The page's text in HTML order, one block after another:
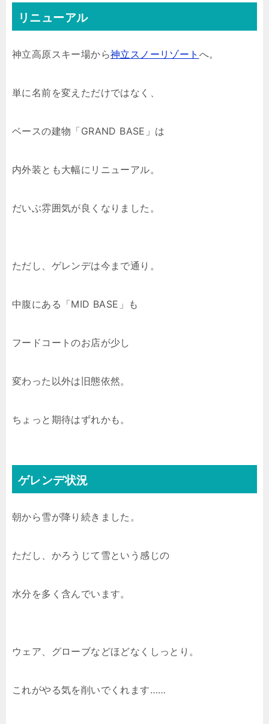
リニューアル
神立高原スキー場から神立スノーリゾート へ。
単に名前を変えただけではなく、
ベースの建物「GRAND BASE」は
内外装とも大幅にリニューアル。
だいぶ雰囲気が良くなりました。
ただし、ゲレンデは今まで通り。
中腹にある「MID BASE」も
フードコートのお店が少し
変わった以外は旧態依然。
ちょっと期待はずれかも。
ゲレンデ状況
朝から雪が降り続きました。
ただし、かろうじて雪という感じの
水分を多く含んでいます。
ウェア、グローブなどほどなくしっとり。
これがやる気を削いでくれます……